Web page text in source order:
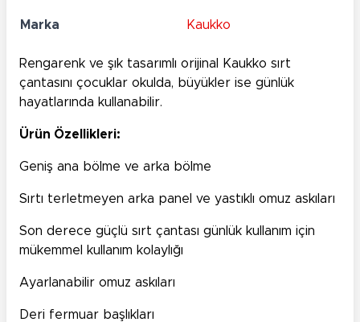
Marka Kaukko
Rengarenk ve şık tasarımlı orijinal Kaukko sırt
çantasını çocuklar okulda, büyükler ise günlük
hayatlarında kullanabilir.
Ürün Özellikleri:
Geniş ana bölme ve arka bölme
Sırtı terletmeyen arka panel ve yastıklı omuz askıları
Son derece güçlü sırt çantası günlük kullanım için
mükemmel kullanım kolaylığı
Ayarlanabilir omuz askıları
Deri fermuar başlıkları